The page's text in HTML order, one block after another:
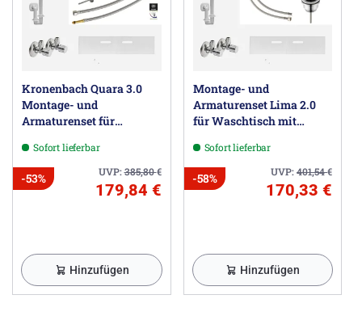
info@burgbad.com
Kronenbach Quara 3.0
Montage- und
Armaturenset für
Unterschrank
Sofort lieferbar
UVP:385,80€
-53%
179,84 €
Hinzufügen
Montage- und
Armaturenset Lima 2.0
für Waschtisch mit
Sofort lieferbar
UVP:401,54€
-58%
170,33 €
Hinzufügen